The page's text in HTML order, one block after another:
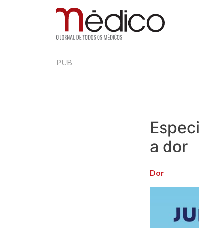
Jornal Médico
Médico – O Jornal de Todos os Médicos.
PUB
a dor
Dor